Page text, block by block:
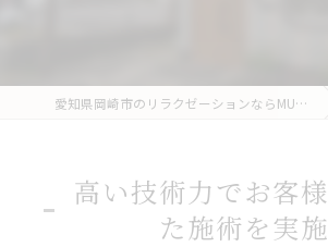
愛知県岡崎市のリラクゼーションならMUCHA SUERTE
高い技術力でお客
た施術を実施